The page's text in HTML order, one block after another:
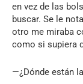
en vez de las
buscar. Se le
otro me miraba
como si supiera
—¿Dónde están